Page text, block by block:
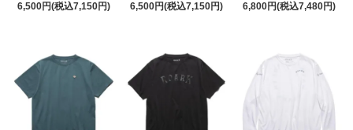
6,500円(税込7,150円)
6,500円(税込7,150円)
6,800円(税込7,480円)